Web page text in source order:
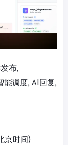
布,
能调度, AI回复,
京时间)